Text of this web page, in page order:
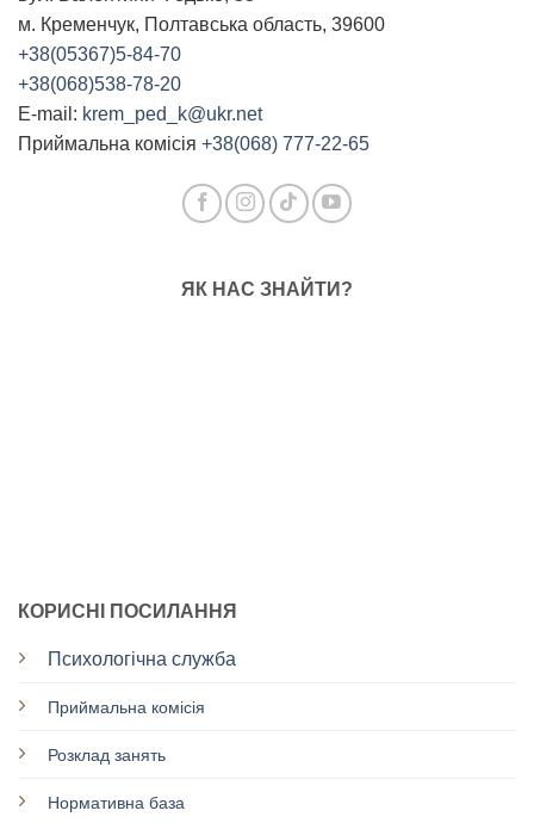
м. Кременчук, Полтавська область, 39600
+38(05367)5-84-70
+38(068)538-78-20
E-mail: krem_ped_k@ukr.net
Приймальна комісія +38(068) 777-22-65
ЯК НАС ЗНАЙТИ?
КОРИСНІ ПОСИЛАННЯ
Психологічна служба
Приймальна комісія
Розклад занять
Нормативна база